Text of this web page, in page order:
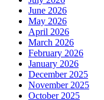
June 2026
May 2026
April 2026
March 2026
February 2026
January 2026
December 2025
November 2025
October 2025